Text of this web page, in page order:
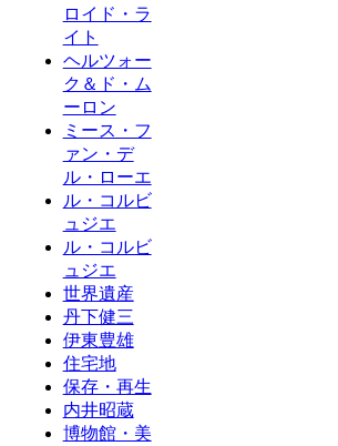
ロイド・ラ
イト
ヘルツォー
ク＆ド・ム
ーロン
ミース・フ
ァン・デ
ル・ローエ
ル・コルビ
ュジエ
ル・コルビ
ュジエ
世界遺産
丹下健三
伊東豊雄
住宅地
保存・再生
内井昭蔵
博物館・美